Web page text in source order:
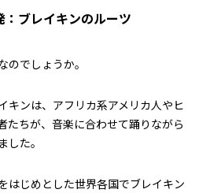
ブレイキンのルーツ
でしょうか。
キンは、アフリカ系アメリカ人やヒ
たちが、音楽に合わせて踊りながら
た。
はじめとした世界各国でブレイキン